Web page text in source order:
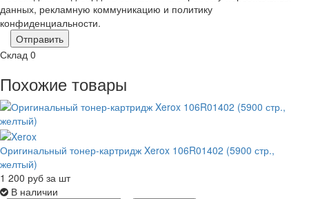
данных, рекламную коммуникацию и политику
конфиденциальности.
Отправить
Склад 0
Похожие товары
Оригинальный тонер-картридж Xerox 106R01402 (5900 стр.,
желтый)
1 200 руб за шт
В наличии